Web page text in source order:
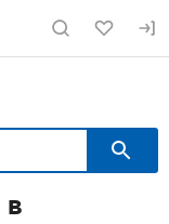
fruitinfo.ru
в